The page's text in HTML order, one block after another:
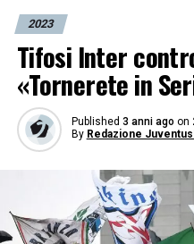
2023
Tifosi Inter
«Tornerete in
Published 3 anni ago on
By Redazione